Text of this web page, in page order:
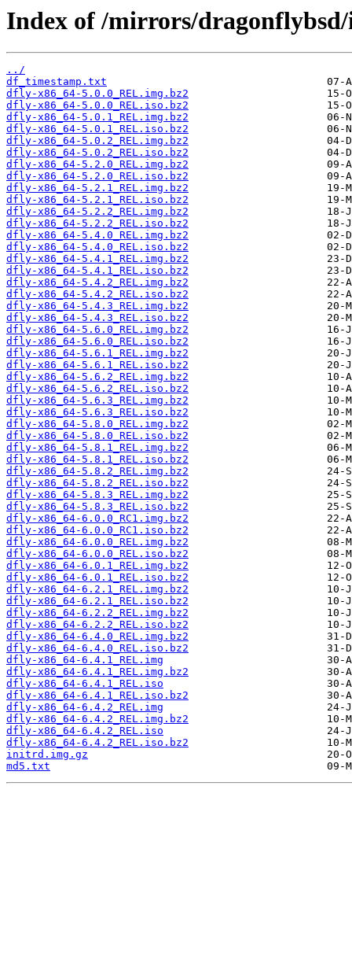
Index of /mirrors/dragonflybsd/
../
df_timestamp.txt
dfly-x86_64-5.0.0_REL.img.bz2
dfly-x86_64-5.0.0_REL.iso.bz2
dfly-x86_64-5.0.1_REL.img.bz2
dfly-x86_64-5.0.1_REL.iso.bz2
dfly-x86_64-5.0.2_REL.img.bz2
dfly-x86_64-5.0.2_REL.iso.bz2
dfly-x86_64-5.2.0_REL.img.bz2
dfly-x86_64-5.2.0_REL.iso.bz2
dfly-x86_64-5.2.1_REL.img.bz2
dfly-x86_64-5.2.1_REL.iso.bz2
dfly-x86_64-5.2.2_REL.img.bz2
dfly-x86_64-5.2.2_REL.iso.bz2
dfly-x86_64-5.4.0_REL.img.bz2
dfly-x86_64-5.4.0_REL.iso.bz2
dfly-x86_64-5.4.1_REL.img.bz2
dfly-x86_64-5.4.1_REL.iso.bz2
dfly-x86_64-5.4.2_REL.img.bz2
dfly-x86_64-5.4.2_REL.iso.bz2
dfly-x86_64-5.4.3_REL.img.bz2
dfly-x86_64-5.4.3_REL.iso.bz2
dfly-x86_64-5.6.0_REL.img.bz2
dfly-x86_64-5.6.0_REL.iso.bz2
dfly-x86_64-5.6.1_REL.img.bz2
dfly-x86_64-5.6.1_REL.iso.bz2
dfly-x86_64-5.6.2_REL.img.bz2
dfly-x86_64-5.6.2_REL.iso.bz2
dfly-x86_64-5.6.3_REL.img.bz2
dfly-x86_64-5.6.3_REL.iso.bz2
dfly-x86_64-5.8.0_REL.img.bz2
dfly-x86_64-5.8.0_REL.iso.bz2
dfly-x86_64-5.8.1_REL.img.bz2
dfly-x86_64-5.8.1_REL.iso.bz2
dfly-x86_64-5.8.2_REL.img.bz2
dfly-x86_64-5.8.2_REL.iso.bz2
dfly-x86_64-5.8.3_REL.img.bz2
dfly-x86_64-5.8.3_REL.iso.bz2
dfly-x86_64-6.0.0_RC1.img.bz2
dfly-x86_64-6.0.0_RC1.iso.bz2
dfly-x86_64-6.0.0_REL.img.bz2
dfly-x86_64-6.0.0_REL.iso.bz2
dfly-x86_64-6.0.1_REL.img.bz2
dfly-x86_64-6.0.1_REL.iso.bz2
dfly-x86_64-6.2.1_REL.img.bz2
dfly-x86_64-6.2.1_REL.iso.bz2
dfly-x86_64-6.2.2_REL.img.bz2
dfly-x86_64-6.2.2_REL.iso.bz2
dfly-x86_64-6.4.0_REL.img.bz2
dfly-x86_64-6.4.0_REL.iso.bz2
dfly-x86_64-6.4.1_REL.img
dfly-x86_64-6.4.1_REL.img.bz2
dfly-x86_64-6.4.1_REL.iso
dfly-x86_64-6.4.1_REL.iso.bz2
dfly-x86_64-6.4.2_REL.img
dfly-x86_64-6.4.2_REL.img.bz2
dfly-x86_64-6.4.2_REL.iso
dfly-x86_64-6.4.2_REL.iso.bz2
initrd.img.gz
md5.txt